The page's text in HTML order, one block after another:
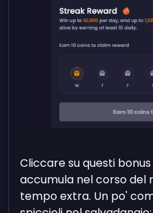
Cliccare su questi
accumula nel corso del
tempo extra. Un po'